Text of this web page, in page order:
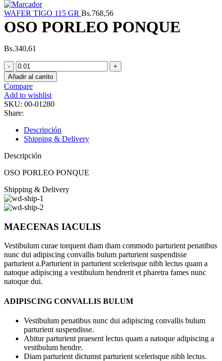
WAFER TIGO 115 GR Bs.768,56
OSO PORLEO PONQUE
Bs.340,61
OSO
PORLEO
PONQUE
cantidad
Añadir al carrito
Compare
Add to wishlist
SKU: 00-01280
Share:
Descripción
Shipping & Delivery
Descripción
OSO PORLEO PONQUE
Shipping & Delivery
MAECENAS IACULIS
Vestibulum curae torquent diam diam commodo parturient penatibus
nunc dui adipiscing convallis bulum parturient suspendisse
parturient a.Parturient in parturient scelerisque nibh lectus quam a
natoque adipiscing a vestibulum hendrerit et pharetra fames nunc
natoque dui.
ADIPISCING CONVALLIS BULUM
Vestibulum penatibus nunc dui adipiscing convallis bulum
parturient suspendisse.
Abitur parturient praesent lectus quam a natoque adipiscing a
vestibulum hendre.
Diam parturient dictumst parturient scelerisque nibh lectus.